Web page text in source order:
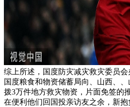
综上所述，国度防灾减灾救灾委员
国度粮食和物资储蓄局向、山西、
拨3万件地方救灾物资，片面免签的
在便利他们回国投亲访友之余，新抱